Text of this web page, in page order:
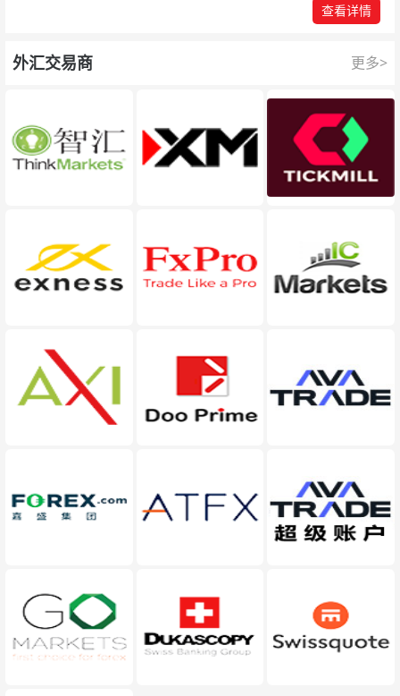
查看详情
外汇交易商 更多>